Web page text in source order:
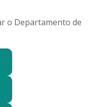
o Departamento de